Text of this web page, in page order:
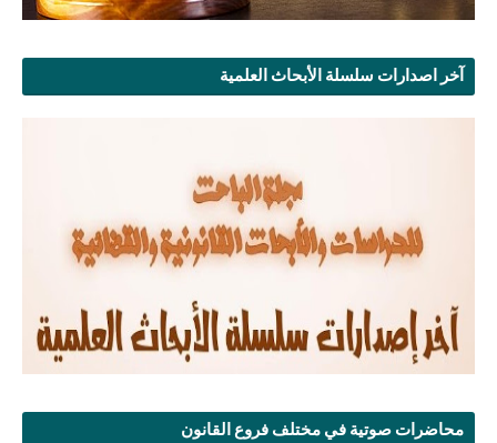
آخر اصدارات سلسلة الأبحاث العلمية
محاضرات صوتية في مختلف فروع القانون